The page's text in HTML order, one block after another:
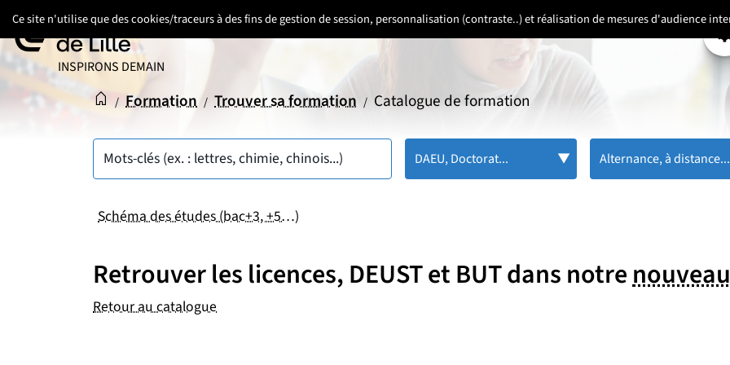
Ce site n'utilise que des cookies/traceurs à des fins de gestion de session, personnalisation (contraste..) et réalisation de mesures d'audience
Aller
contenu
Aller
au
menu
principal
Aller
pied
de
page
UNIVERSITÉ DE LILLE
INSPIRONS DEMAIN
Accueil
Accueil
/ Formation / Trouver sa formation / Catalogue de formation
Mots-clés (ex. : lettres, chimie, chinois...) DAEU, Doctorat... Alternance, à distance...
Schéma des études (bac+3, +5…)
Retrouver les licences, DEUST et BUT dans notre
Retour au catalogue